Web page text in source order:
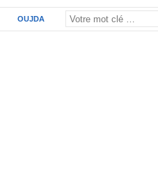
OUJDA